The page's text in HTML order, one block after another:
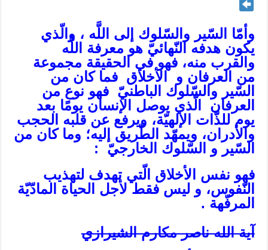
وأمّا السّير والسّلوك إلى اللَّه ، والّذي
يكون هدفه النّهائيّ هو معرفة اللَّه
والقرب منه، فهو في الحقيقة مجموعة
من العرفان و الأخلاق فما كان من‌
السّير والسّلوك الباطنيّ فهو نوع من
العرفان الّذي يوصل الإنسان يومًا بعد
يوم للذّات الإلهيّة، ويرفع عن قلبه الحجب
والأدران، ويمهّد الطّريق إليه؛ وما كان من‌
السّير و السّلوك الخارجيّ :
فهو نفس الأخلاق الّتي تهدف لتهذيب
النّفوس، و ليس فقط لأجل الحياة المادّيّة
المرفّهة .
آية الله ناصر مكارم الشيرازي